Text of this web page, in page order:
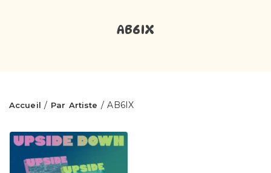
AB6IX
Accueil / Par Artiste / AB6IX